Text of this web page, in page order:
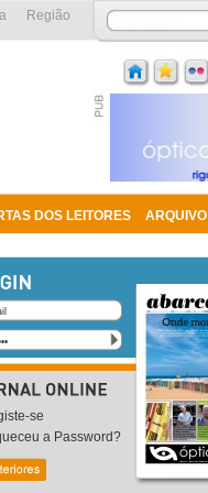
DOS LEITORES ARQUIVO
Região
se
a Password?